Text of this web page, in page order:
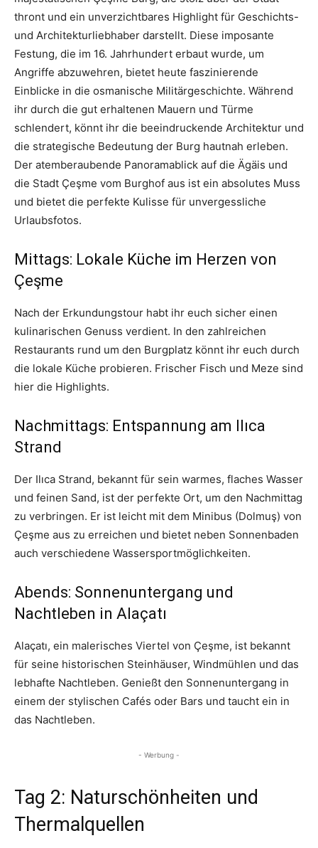
thront und ein unverzichtbares Highlight für Geschichts-
und Architekturliebhaber darstellt. Diese imposante
Festung, die im 16. Jahrhundert erbaut wurde, um
Angriffe abzuwehren, bietet heute faszinierende
Einblicke in die osmanische Militärgeschichte. Während
ihr durch die gut erhaltenen Mauern und Türme
schlendert, könnt ihr die beeindruckende Architektur und
die strategische Bedeutung der Burg hautnah erleben.
Der atemberaubende Panoramablick auf die Ägäis und
die Stadt Çeşme vom Burghof aus ist ein absolutes Muss
und bietet die perfekte Kulisse für unvergessliche
Urlaubsfotos.
Mittags: Lokale Küche im Herzen von
Çeşme
Nach der Erkundungstour habt ihr euch sicher einen
kulinarischen Genuss verdient. In den zahlreichen
Restaurants rund um den Burgplatz könnt ihr euch durch
die lokale Küche probieren. Frischer Fisch und Meze sind
hier die Highlights.
Nachmittags: Entspannung am Ilıca
Strand
Der Ilıca Strand, bekannt für sein warmes, flaches Wasser
und feinen Sand, ist der perfekte Ort, um den Nachmittag
zu verbringen. Er ist leicht mit dem Minibus (Dolmuş) von
Çeşme aus zu erreichen und bietet neben Sonnenbaden
auch verschiedene Wassersportmöglichkeiten.
Abends: Sonnenuntergang und
Nachtleben in Alaçatı
Alaçatı, ein malerisches Viertel von Çeşme, ist bekannt
für seine historischen Steinhäuser, Windmühlen und das
lebhafte Nachtleben. Genießt den Sonnenuntergang in
einem der stylischen Cafés oder Bars und taucht ein in
das Nachtleben.
- Werbung -
Tag 2: Naturschönheiten und
Thermalquellen